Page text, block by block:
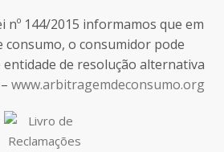
nº 144/2015 informamos que em
consumo, o consumidor pode
de resolução alternativa
– www.arbitragemdeconsumo.org